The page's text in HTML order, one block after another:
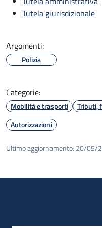
Tutela giurisdizionale
Argomenti:
Polizia
Categorie:
Mobilità e trasporti
Tributi,
Autorizzazioni
Ultimo aggiornamento: 20/05/